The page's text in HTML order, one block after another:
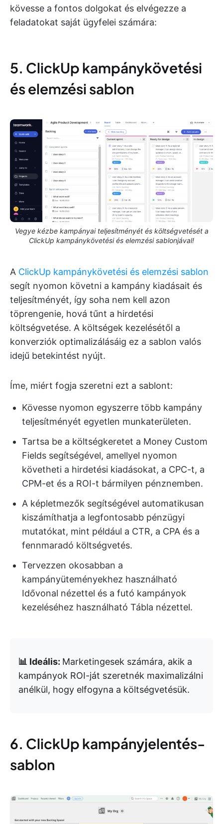
kövesse a fontos dolgokat és elvégezze a
feladatokat saját ügyfelei számára:
5. ClickUp kampánykövetési
és elemzési sablon
Vegye kézbe kampányai teljesítményét és költségvetését a
ClickUp kampánykövetési és elemzési sablonjával!
A ClickUp kampánykövetési és elemzési sablon
segít nyomon követni a kampány kiadásait és
teljesítményét, így soha nem kell azon
töprengenie, hová tűnt a hirdetési
költségvetése. A költségek kezelésétől a
konverziók optimalizálásáig ez a sablon valós
idejű betekintést nyújt.
Íme, miért fogja szeretni ezt a sablont:
Kövesse nyomon egyszerre több kampány
teljesítményét egyetlen munkaterületen.
Tartsa be a költségkeretet a Money Custom
Fields segítségével, amellyel nyomon
követheti a hirdetési kiadásokat, a CPC-t, a
CPM-et és a ROI-t bármilyen pénznemben.
A képletmezők segítségével automatikusan
kiszámíthatja a legfontosabb pénzügyi
mutatókat, mint például a CTR, a CPA és a
fennmaradó költségvetés.
Tervezzen okosabban a
kampányüteményekhez használható
Idővonal nézettel és a futó kampányok
kezeléséhez használható Tábla nézettel.
📊 Ideális: Marketingesek számára, akik a
kampányok ROI-ját szeretnék maximalizálni
anélkül, hogy elfogyna a költségvetésük.
6. ClickUp kampányjelentés-
sablon